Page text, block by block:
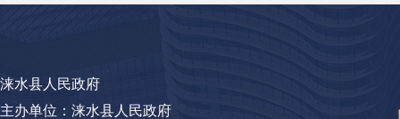
涞水县人民政府
主办单位：涞水县人民政府